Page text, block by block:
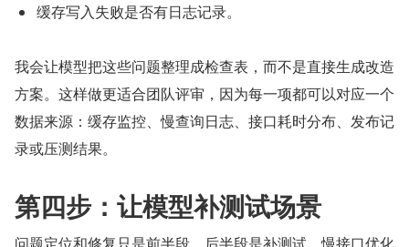
缓存写入失败是否有日志记录。
我会让模型把这些问题整理成检查表，而不是直接生成改造
方案。这样做更适合团队评审，因为每一项都可以对应一个
数据来源：缓存监控、慢查询日志、接口耗时分布、发布记
录或压测结果。
第四步：让模型补测试场景